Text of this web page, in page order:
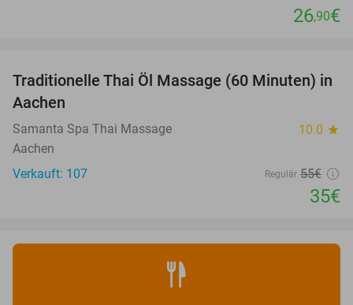
26,90€
36%
Traditionelle Thai Öl Massage (60 Minuten) in
Aachen
Samanta Spa Thai Massage 10.0 star
Aachen
Verkauft: 107
Regulär 55€
35€